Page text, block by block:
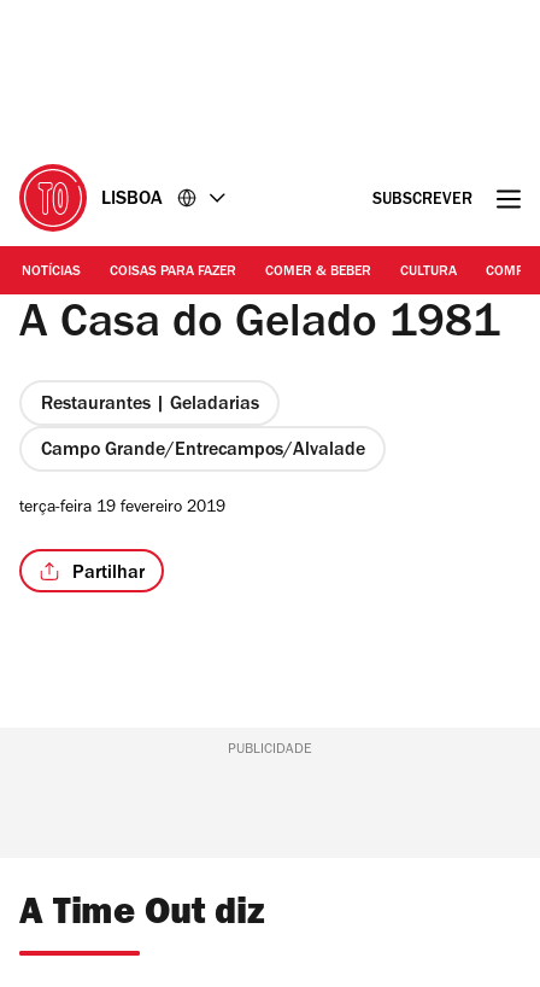
LISBOA SUBSCREVER
NOTÍCIAS COISAS PARA FAZER COMER & BEBER CULTURA
A Casa do Gelado 1981
Restaurantes | Geladarias
Campo Grande/Entrecampos/Alvalade
terça-feira 19 fevereiro 2019
Partilhar
PUBLICIDADE
A Time Out diz